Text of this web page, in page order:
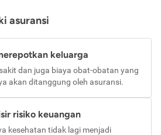
asuransi
keluarga
dan juga biaya obat-obatan yang
akan ditanggung oleh asuransi.
risiko keuangan
kesehatan tidak lagi menjadi